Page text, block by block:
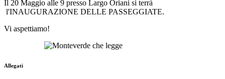
Il 20 Maggio alle 9 presso Largo Oriani si terrà
l'INAUGURAZIONE DELLE PASSEGGIATE.
Vi aspettiamo!
Allegati